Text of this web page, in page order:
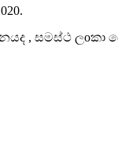
, සමස්ථ